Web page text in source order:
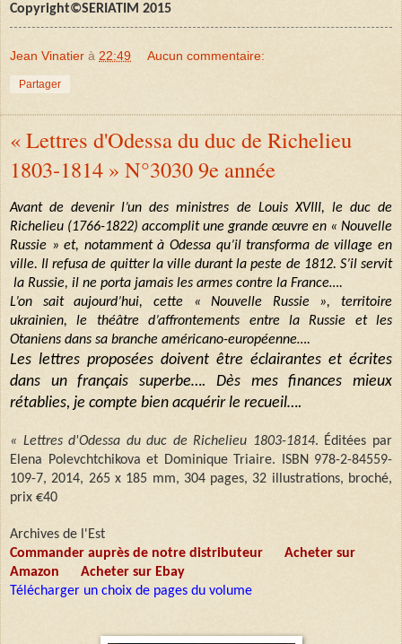
Copyright©SERIATIM 2015
Jean Vinatier à 22:49 Aucun commentaire:
Partager
« Lettres d'Odessa du duc de Richelieu
1803-1814 » N°3030 9e année
Avant de devenir l’un des ministres de Louis XVIII, le duc de
Richelieu (1766-1822) accomplit une grande œuvre en « Nouvelle
Russie » et, notamment à Odessa qu’il transforma de village en
ville. Il refusa de quitter la ville durant la peste de 1812. S’il servit
la Russie, il ne porta jamais les armes contre la France….
L’on sait aujourd’hui, cette « Nouvelle Russie », territoire
ukrainien, le théâtre d’affrontements entre la Russie et les
Otaniens dans sa branche américano-européenne….
Les lettres proposées doivent être éclairantes et écrites
dans un français superbe…. Dès mes finances mieux
rétablies, je compte bien acquérir le recueil….
« Lettres d'Odessa du duc de Richelieu 1803-1814. Éditées par
Elena Polevchtchikova et Dominique Triaire. ISBN 978-2-84559-
109-7, 2014, 265 x 185 mm, 304 pages, 32 illustrations, broché,
prix €40
Archives de l'Est
Commander auprès de notre distributeur
Acheter sur
Amazon
Acheter sur Ebay
Télécharger un choix de pages du volume